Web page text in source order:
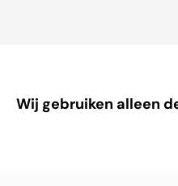
Wij gebruiken alleen